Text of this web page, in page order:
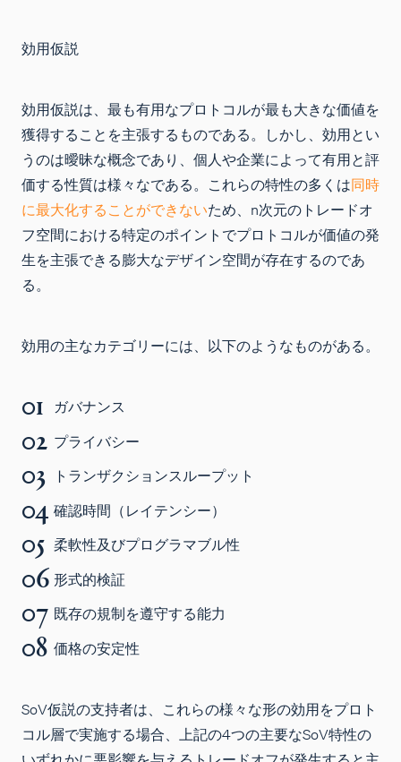
効用仮説
効用仮説は、最も有用なプロトコルが最も大きな価値を
獲得することを主張するものである。しかし、効用とい
うのは曖昧な概念であり、個人や企業によって有用と評
価する性質は様々なである。これらの特性の多くは同時
に最大化することができないため、n次元のトレードオ
フ空間における特定のポイントでプロトコルが価値の発
生を主張できる膨大なデザイン空間が存在するのであ
る。
効用の主なカテゴリーには、以下のようなものがある。
ガバナンス
プライバシー
トランザクションスループット
確認時間（レイテンシー）
柔軟性及びプログラマブル性
形式的検証
既存の規制を遵守する能力
価格の安定性
SoV仮説の支持者は、これらの様々な形の効用をプロト
コル層で実施する場合、上記の4つの主要なSoV特性の